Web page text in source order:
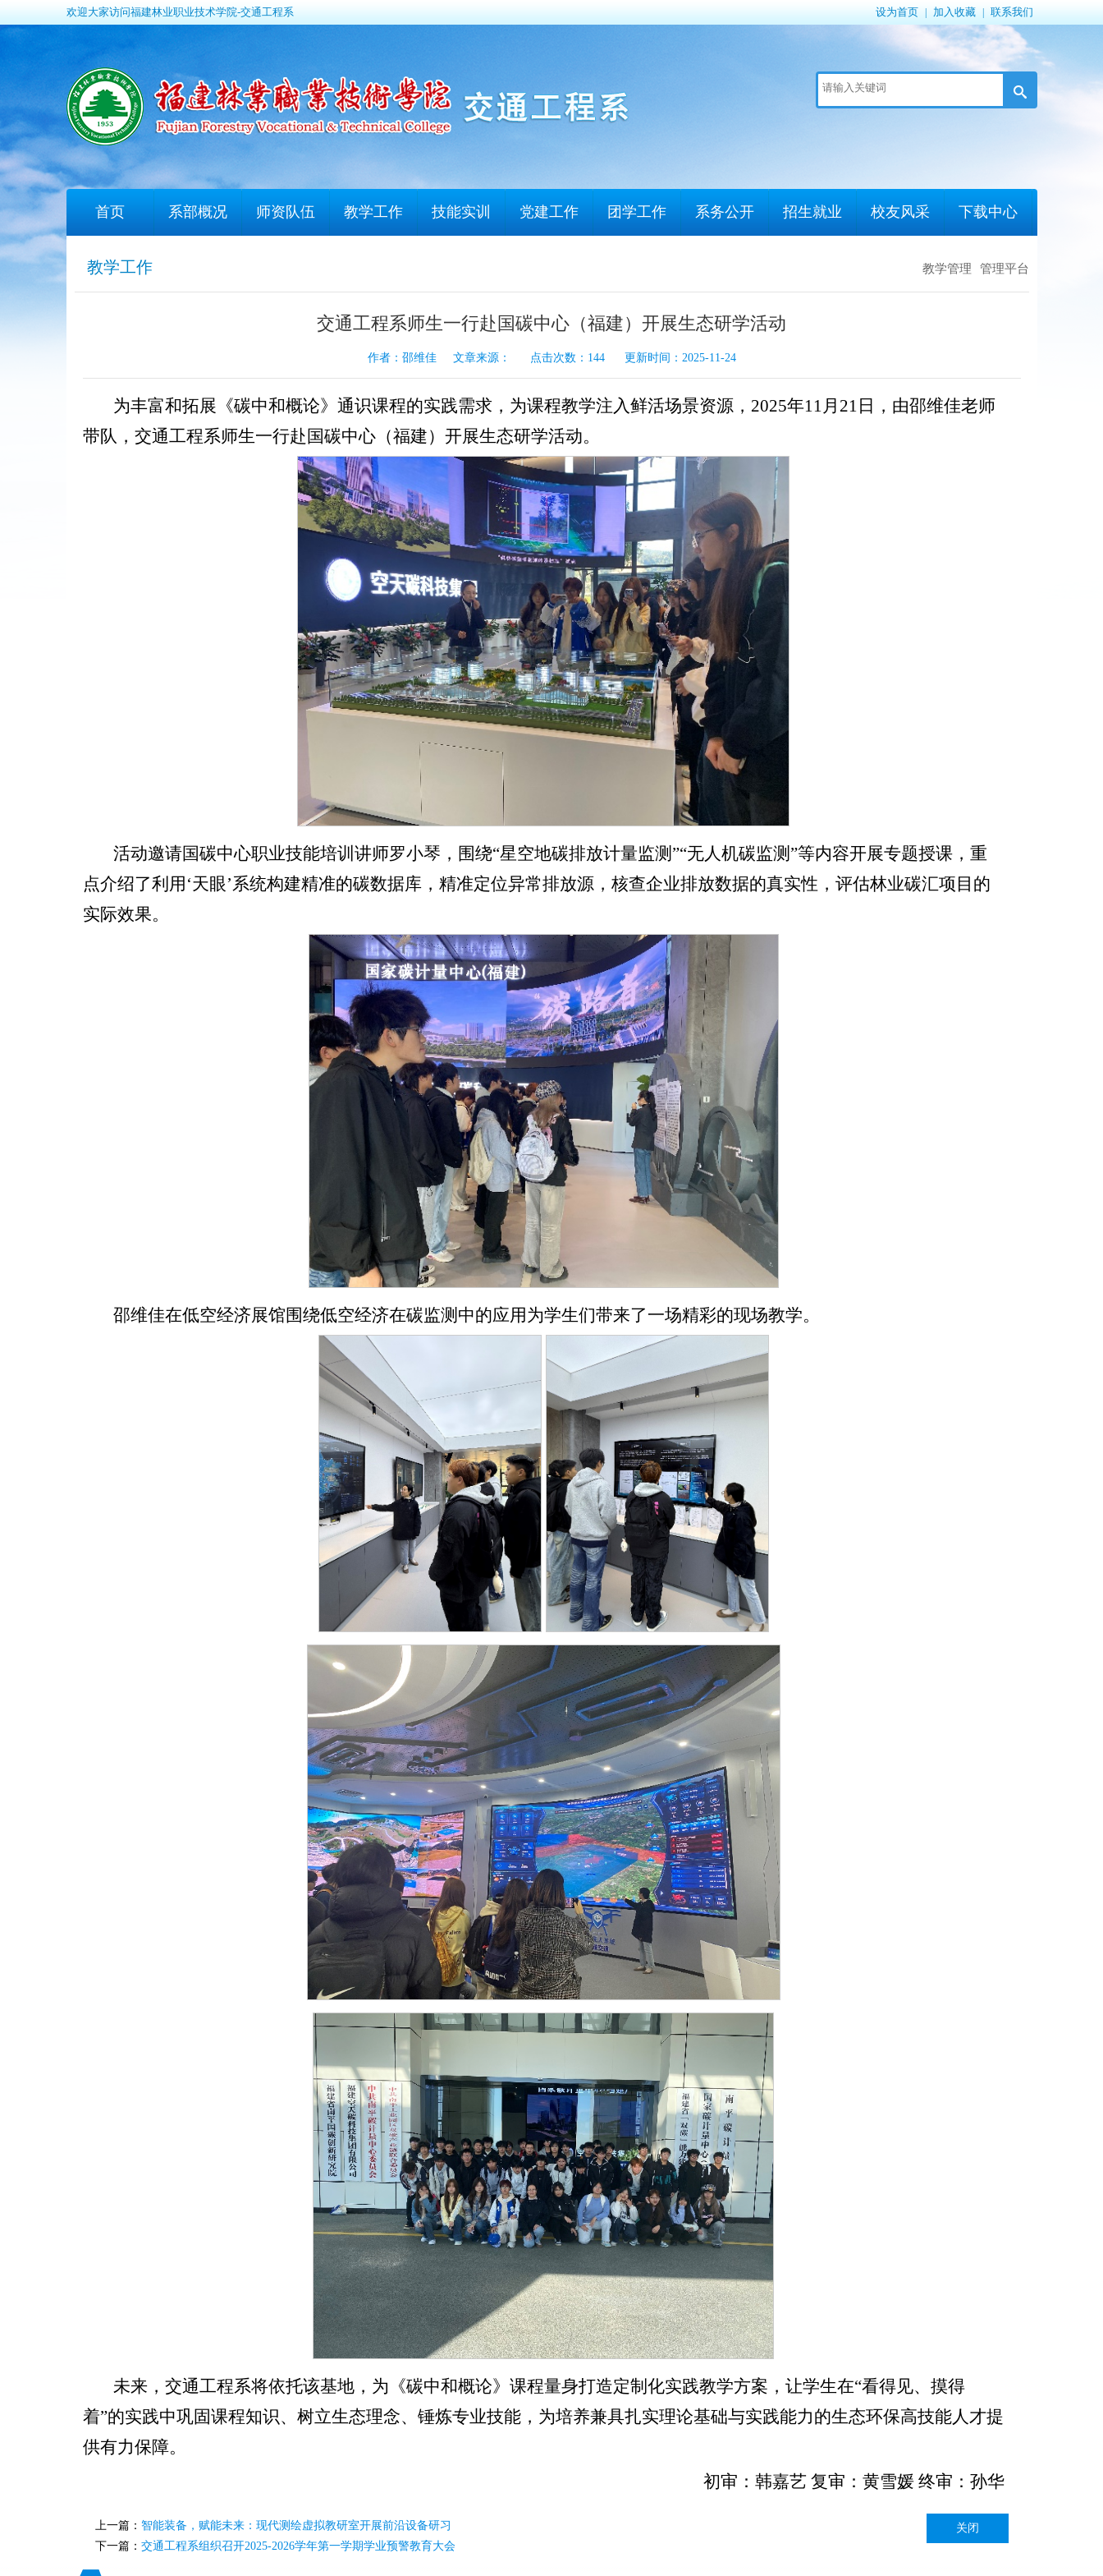
欢迎大家访问福建林业职业技术学院-交通工程系 设为首页 加入收藏 联系我们
首页 系部概况 师资队伍 教学工作 技能实训 党建工作 团学工作 系务公开 招生就业 校友风采 下载中心
教学工作 教学管理 管理平台
交通工程系师生一行赴国碳中心（福建）开展生态研学活动
作者：邵维佳 文章来源： 点击次数： 144更新时间：2025-11-24
为丰富和拓展《碳中和概论》通识课程的实践需求，为课程教学注入鲜活场景资源，2025年11月21日，由邵维佳老师
带队，交通工程系师生一行赴国碳中心（福建）开展生态研学活动。
活动邀请国碳中心职业技能培训讲师罗小琴，围绕“星空地碳排放计量监测”“无人机碳监测”等内容开展专题授课，重
点介绍了利用‘天眼’系统构建精准的碳数据库，精准定位异常排放源，核查企业排放数据的真实性，评估林业碳汇项目的
实际效果。
邵维佳在低空经济展馆围绕低空经济在碳监测中的应用为学生们带来了一场精彩的现场教学。
未来，交通工程系将依托该基地，为《碳中和概论》课程量身打造定制化实践教学方案，让学生在“看得见、摸得
着”的实践中巩固课程知识、树立生态理念、锤炼专业技能，为培养兼具扎实理论基础与实践能力的生态环保高技能人才提
供有力保障。
初审：韩嘉艺 复审：黄雪媛 终审：孙华
上一篇： 智能装备，赋能未来：现代测绘虚拟教研室开展前沿设备研习
下一篇： 交通工程系组织召开2025-2026学年第一学期学业预警教育大会
关闭